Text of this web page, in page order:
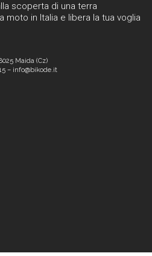
scoperta di una terra
moto in Italia e libera la tua voglia
Maida (Cz)
– info@bikode.it